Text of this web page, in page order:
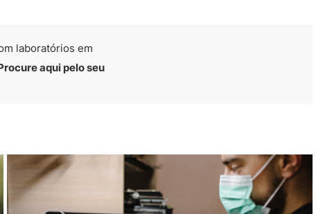
laboratórios em
aqui pelo seu